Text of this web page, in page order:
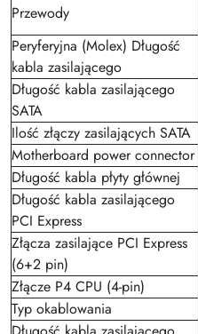
Przewody
Peryferyjna (Molex) Długość
kabla zasilającego
Długość kabla zasilającego
SATA
Ilość złączy zasilających SATA
Motherboard power connector
Długość kabla płyty głównej
Długość kabla zasilającego
PCI Express
Złącza zasilające PCI Express
(6+2 pin)
Złącze P4 CPU (4-pin)
Typ okablowania